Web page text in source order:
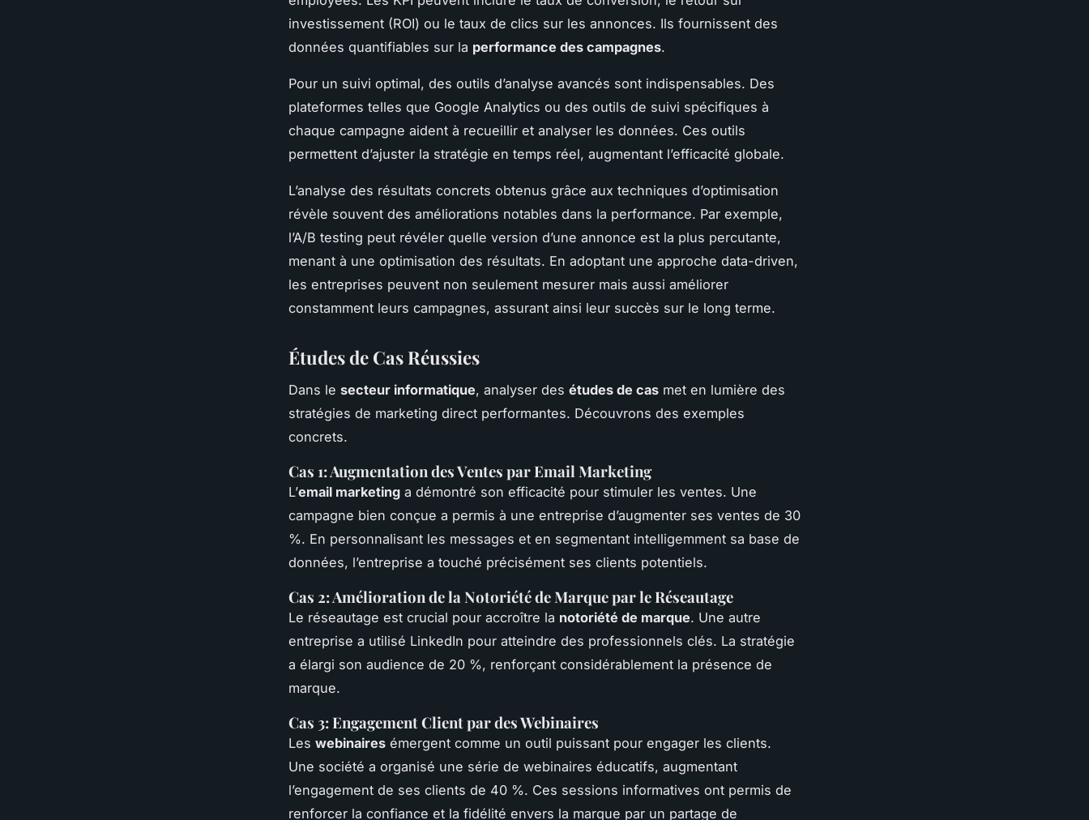
investissement (ROI) ou le taux de clics sur les annonces. Ils fournissent des
données quantifiables sur la performance des campagnes.
Pour un suivi optimal, des outils d’analyse avancés sont indispensables. Des
plateformes telles que Google Analytics ou des outils de suivi spécifiques à
chaque campagne aident à recueillir et analyser les données. Ces outils
permettent d’ajuster la stratégie en temps réel, augmentant l’efficacité globale.
L’analyse des résultats concrets obtenus grâce aux techniques d’optimisation
révèle souvent des améliorations notables dans la performance. Par exemple,
l’A/B testing peut révéler quelle version d’une annonce est la plus percutante,
menant à une optimisation des résultats. En adoptant une approche data-driven,
les entreprises peuvent non seulement mesurer mais aussi améliorer
constamment leurs campagnes, assurant ainsi leur succès sur le long terme.
Études de Cas Réussies
Dans le secteur informatique, analyser des études de cas met en lumière des
stratégies de marketing direct performantes. Découvrons des exemples
concrets.
Cas 1: Augmentation des Ventes par Email Marketing
L’email marketing a démontré son efficacité pour stimuler les ventes. Une
campagne bien conçue a permis à une entreprise d’augmenter ses ventes de 30
%. En personnalisant les messages et en segmentant intelligemment sa base de
données, l’entreprise a touché précisément ses clients potentiels.
Cas 2: Amélioration de la Notoriété de Marque par le Réseautage
Le réseautage est crucial pour accroître la notoriété de marque. Une autre
entreprise a utilisé LinkedIn pour atteindre des professionnels clés. La stratégie
a élargi son audience de 20 %, renforçant considérablement la présence de
marque.
Cas 3: Engagement Client par des Webinaires
Les webinaires émergent comme un outil puissant pour engager les clients.
Une société a organisé une série de webinaires éducatifs, augmentant
l’engagement de ses clients de 40 %. Ces sessions informatives ont permis de
renforcer la confiance et la fidélité envers la marque par un partage de